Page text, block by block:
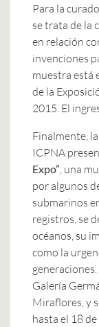
Para la
se trata de la
en relación
invenciones
muestra está
de la
2015. El
Finalmente,
ICPNA
Expo” , una
por algunos
submarinos
registros, se
océanos, su
como la
Galería
Miraflores, y
hasta el 18